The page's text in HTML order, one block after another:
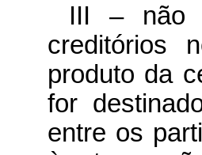
III – não
creditórios
produto da
for
entre os